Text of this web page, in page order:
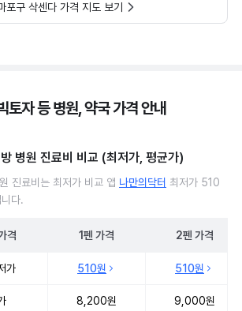
포구 삭센다 가격 지도 보기
토자 등 병원, 약국 가격 안내
병원 진료비 비교 (최저가, 평균가)
진료비는 최저가 비교 앱 나만의닥터 최저가 510
다.
격 1펜 가격 2펜 가격
가 510원 510원
8,200원 9,000원